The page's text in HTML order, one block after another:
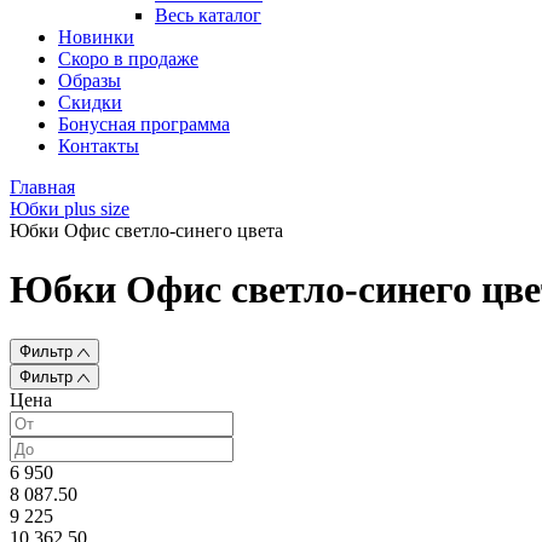
Весь каталог
Новинки
Скоро в продаже
Образы
Скидки
Бонусная программа
Контакты
Главная
Юбки plus size
Юбки Офис светло-синего цвета
Юбки Офис светло-синего
Фильтр
Фильтр
Цена
6 950
8 087.50
9 225
10 362.50